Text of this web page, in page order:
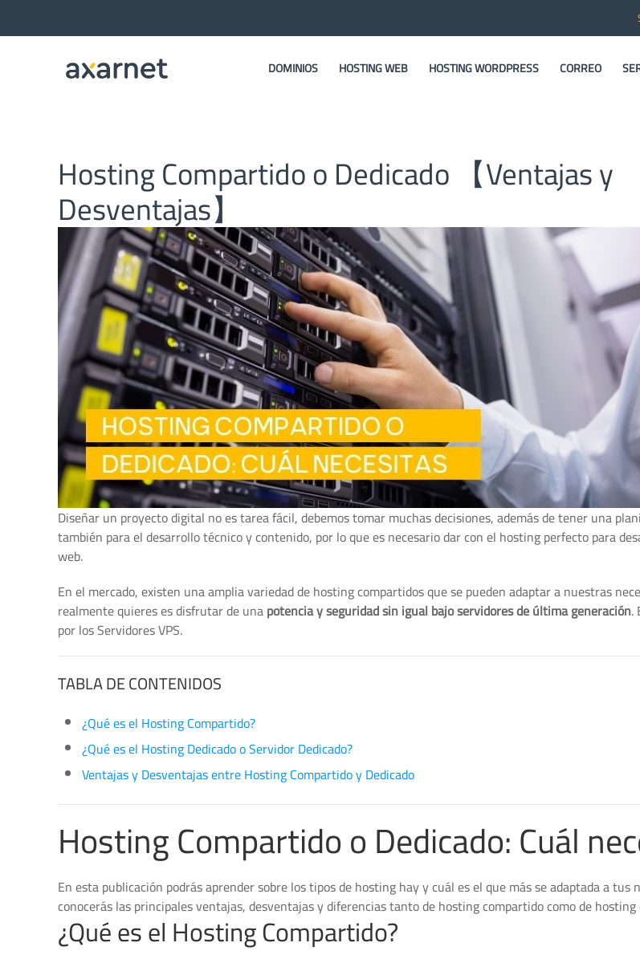
DOMINIOS HOSTING WEB HOSTING WORDPRESS CORREO
Hosting Compartido o Dedicado 【Ventajas y
Desventajas】
Diseñar un proyecto digital no es tarea fácil, debemos tomar muchas decisiones, además de tener una
también para el desarrollo técnico y contenido, por lo que es necesario dar con el hosting perfecto para
web.
En el mercado, existen una amplia variedad de hosting compartidos que se pueden adaptar a nuestras
realmente quieres es disfrutar de unapotencia y seguridad sin igual bajo servidores de última generación.
por los Servidores VPS.
TABLA DE CONTENIDOS
¿Qué es el Hosting Compartido?
¿Qué es el Hosting Dedicado o Servidor Dedicado?
Ventajas y Desventajas entre Hosting Compartido y Dedicado
Hosting Compartido o Dedicado: Cuál
En esta publicación podrás aprender sobre los tipos de hosting hay y cuál es el que más se adaptada a tus
conocerás las principales ventajas, desventajas y diferencias tanto de hosting compartido como de hosting
¿Qué es el Hosting Compartido?